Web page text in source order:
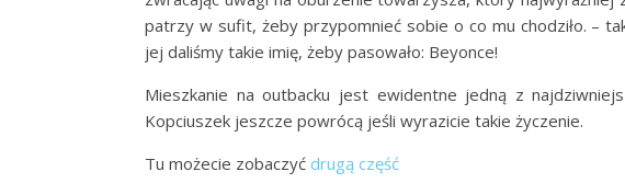
patrzy w sufit, żeby przypomnieć sobie o co mu chodziło. –
jej daliśmy takie imię, żeby pasowało: Beyonce!
Mieszkanie na outbacku jest ewidentne jedną z
Kopciuszek jeszcze powrócą jeśli wyrazicie takie życzenie.
Tu możecie zobaczyć drugą część